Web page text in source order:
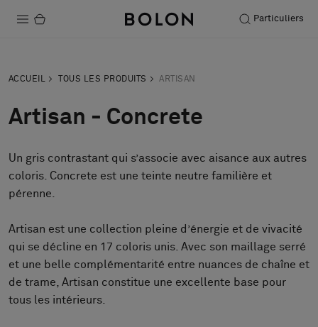
Particuliers
Durabilité
Installation
Entretien
Nos collaborations
FAQ
ACCUEIL TOUS LES PRODUITS ARTISAN
Artisan - Concrete
Un gris contrastant qui s’associe avec aisance aux autres
coloris. Concrete est une teinte neutre familière et
pérenne.
Artisan est une collection pleine d’énergie et de vivacité
qui se décline en 17 coloris unis. Avec son maillage serré
et une belle complémentarité entre nuances de chaîne et
de trame, Artisan constitue une excellente base pour
tous les intérieurs.